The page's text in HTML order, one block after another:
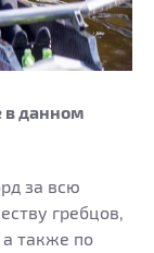
в данном
за всю
гребцов,
а также по